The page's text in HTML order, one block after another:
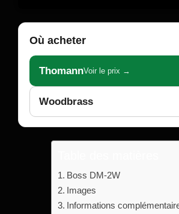
Où acheter
ThomannVoir le prix →
Woodbrass
Boss DM-2W
Images
Informations